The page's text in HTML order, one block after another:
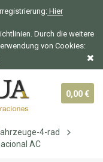
Hier
Durch die weitere
von Cookies:
0,00 €
4-rad
AC